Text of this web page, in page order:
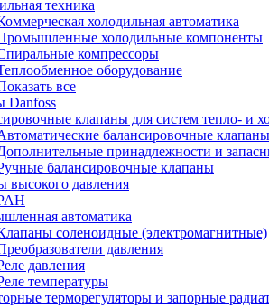
техника
холодильная автоматика
холодильные компоненты
компрессоры
оборудование
все
Danfoss
клапаны для систем тепло- и
балансировочные клапаны
принадлежности и
балансировочные клапаны
высокого давления
автоматика
соленоидные (электромагнитные)
давления
давления
температуры
терморегуляторы и запорные